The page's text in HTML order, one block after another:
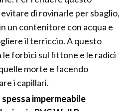
di rovinarle per sbaglio,
un contenitore con acqua e
il terriccio. A questo
forbici sul fittone e le radici
morte e facendo
i capillari.
impermeabile